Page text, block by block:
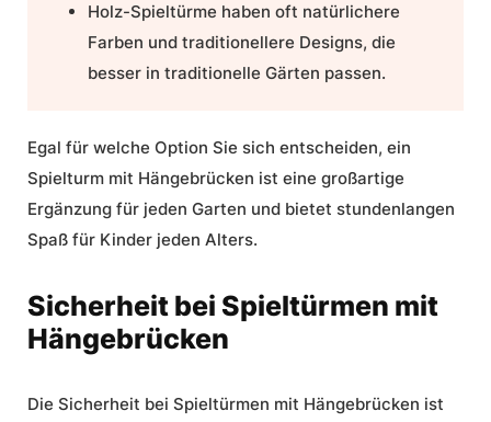
Holz-Spieltürme haben oft natürlichere
Farben und traditionellere Designs, die
besser in traditionelle Gärten passen.
Egal für welche Option Sie sich entscheiden, ein
Spielturm mit Hängebrücken ist eine großartige
Ergänzung für jeden Garten und bietet stundenlangen
Spaß für Kinder jeden Alters.
Sicherheit bei Spieltürmen mit
Hängebrücken
Die Sicherheit bei Spieltürmen mit Hängebrücken ist